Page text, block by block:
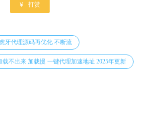
 打赏
牙代理源码再优化 不断流
载不出来 加载慢 一键代理加速地址 2025年更新